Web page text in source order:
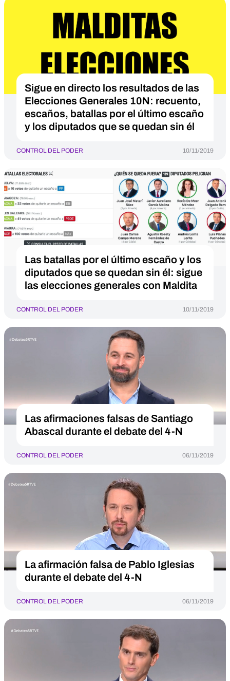
Sigue en directo los resultados de las
Elecciones Generales 10N: recuento,
escaños, batallas por el último escaño
y los diputados que se quedan sin él
CONTROL DEL PODER 10/11/2019
Las batallas por el último escaño y los
diputados que se quedan sin él: sigue
las elecciones generales con Maldita
CONTROL DEL PODER 10/11/2019
Las afirmaciones falsas de Santiago
Abascal durante el debate del 4-N
CONTROL DEL PODER 06/11/2019
La afirmación falsa de Pablo Iglesias
durante el debate del 4-N
CONTROL DEL PODER 06/11/2019